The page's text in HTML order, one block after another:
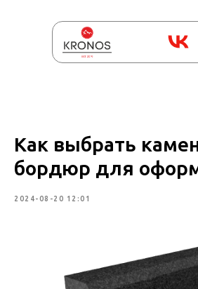
Как выбрать
бордюр для
2024-08-20 12:01